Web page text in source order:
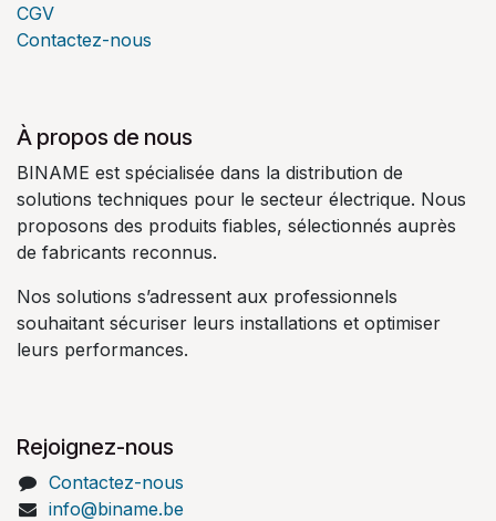
CGV
Contactez-nous
À propos de nous
BINAME est spécialisée dans la distribution de
solutions techniques pour le secteur électrique. Nous
proposons des produits fiables, sélectionnés auprès
de fabricants reconnus.
Nos solutions s’adressent aux professionnels
souhaitant sécuriser leurs installations et optimiser
leurs performances.
Rejoignez-nous
Contactez-nous
info@biname.be